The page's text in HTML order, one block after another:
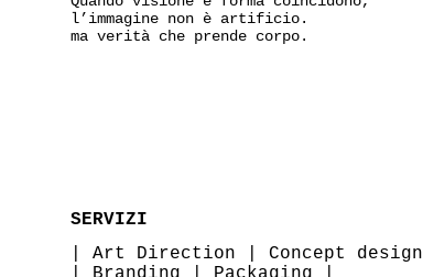
l’immagine non è artificio.
ma verità che prende corpo.
SERVIZI
Art Direction Concept design